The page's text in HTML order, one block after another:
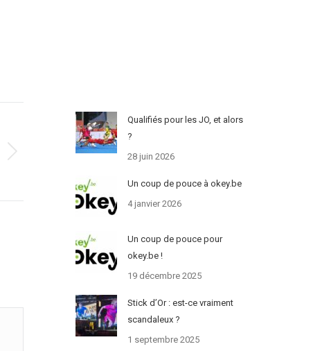
Qualifiés pour les JO, et alors
?
28 juin 2026
Un coup de pouce à okey.be
4 janvier 2026
Un coup de pouce pour
okey.be !
19 décembre 2025
Stick d’Or : est-ce vraiment
scandaleux ?
1 septembre 2025